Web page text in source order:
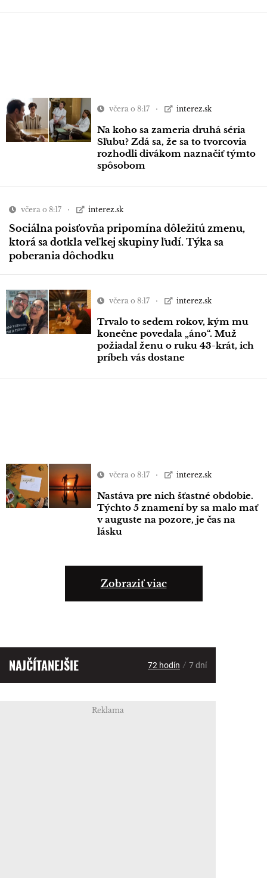
včera o 8:17 interez.sk
Na koho sa zameria druhá séria
Sľubu? Zdá sa, že sa to tvorcovia
rozhodli divákom naznačiť týmto
spôsobom
včera o 8:17 interez.sk
Sociálna poisťovňa pripomína dôležitú zmenu,
ktorá sa dotkla veľkej skupiny ľudí. Týka sa
poberania dôchodku
včera o 8:17 interez.sk
Trvalo to sedem rokov, kým mu
konečne povedala „áno“. Muž
požiadal ženu o ruku 43-krát, ich
príbeh vás dostane
včera o 8:17 interez.sk
Nastáva pre nich šťastné obdobie.
Týchto 5 znamení by sa malo mať
v auguste na pozore, je čas na
lásku
Zobraziť viac
NAJČÍTANEJŠIE 72 hodín / 7 dní
Reklama